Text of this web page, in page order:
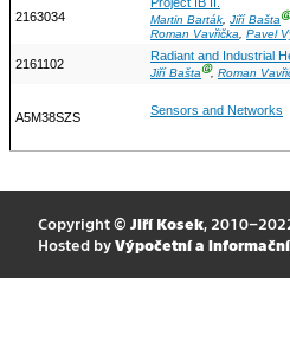
2163034
Project IB II.
Martin Barták, Jiří BaštaⒼ
Roman Vavřička
Pavel
2161102
Radiant and Industrial
Jiří BaštaⒼ, Roman
A5M38SZS Sensors and Networks
Copyright © Jiří Kosek,
Hosted by Výpočetní a informační